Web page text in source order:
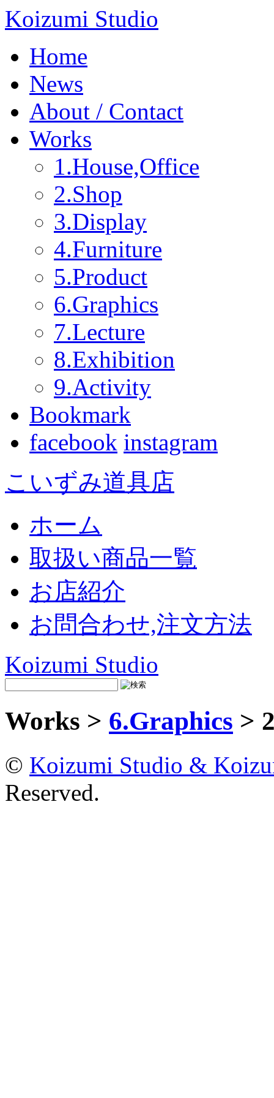
Koizumi Studio
Home
News
About / Contact
Works
1.House,Office
2.Shop
3.Display
4.Furniture
5.Product
6.Graphics
7.Lecture
8.Exhibition
9.Activity
Bookmark
facebook instagram
こいずみ道具店
ホーム
取扱い商品一覧
お店紹介
お問合わせ,注文方法
Koizumi Studio
Works > 6.Graphics >
© Koizumi Studio &
Reserved.